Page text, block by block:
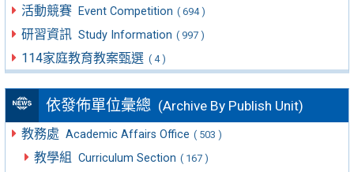
活動競賽 Event Competition ( 694 )
研習資訊 Study Information ( 997 )
114家庭教育教案甄選 ( 4 )
依發佈單位彙總 (Archive By Publish Unit)
教務處 Academic Affairs Office ( 503 )
教學組 Curriculum Section ( 167 )